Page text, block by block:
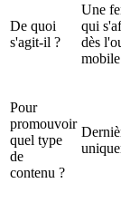
De quoi
s'agit-il ?
Une
qui
dès
Pour
promouvoir
quel type
de
contenu ?